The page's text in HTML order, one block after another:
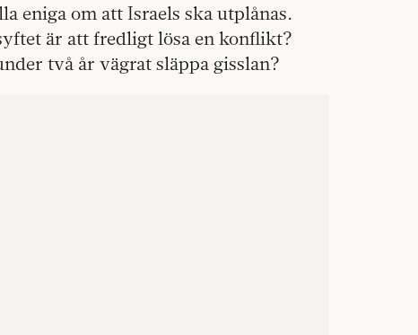
eniga om att Israels ska utplånas.
är att fredligt lösa en konflikt?
två år vägrat släppa gisslan?